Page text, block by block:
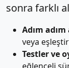
sonra farklı
Adım
veya
Testler ve